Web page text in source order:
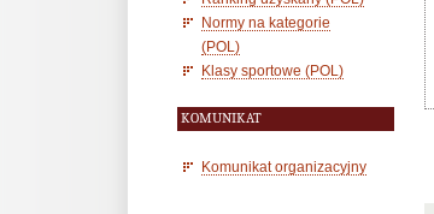
Normy na kategorie
(POL)
Klasy sportowe (POL)
KOMUNIKAT
Komunikat organizacyjny